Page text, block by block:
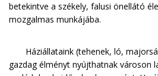
betekintve a székely, falusi önellátó
mozgalmas munkájába.
Háziállataink (tehenek, ló,
gazdag élményt nyújthatnak városon